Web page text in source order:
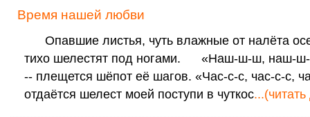
Время нашей любви
Опавшие листья, чуть влажные от налёта
тихо шелестят под ногами. «Наш-ш-ш, наш-
-- плещется шёпот её шагов. «Час-с-с, час-с-с,
отдаётся шелест моей поступи в чуткос